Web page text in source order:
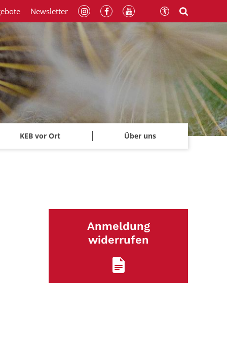
KEB vor Ort Über uns
Newsletter
Anmeldung
widerrufen